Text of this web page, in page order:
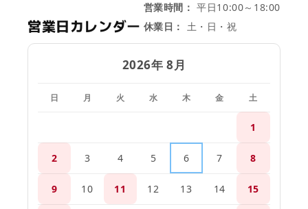
営業日カレンダー
営業時間： 平日10:00～18:00
休業日： 土・日・祝
2026年 8月
日 月 火 水 木 金 土
1
2 3 4 5 6 7 8
9 10 11 12 13 14 15